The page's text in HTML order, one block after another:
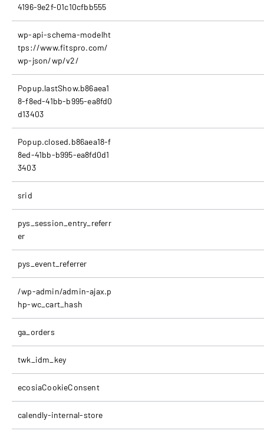
4196-9e2f-01c10cfbb555
wp-api-schema-modelht
tps://www.fitspro.com/
wp-json/wp/v2/
Popup.lastShow.b86aea1
8-f8ed-41bb-b995-ea8fd0
d13403
Popup.closed.b86aea18-f
8ed-41bb-b995-ea8fd0d1
3403
srid
pys_session_entry_referr
er
pys_event_referrer
/wp-admin/admin-ajax.p
hp-wc_cart_hash
ga_orders
twk_idm_key
ecosiaCookieConsent
calendly-internal-store